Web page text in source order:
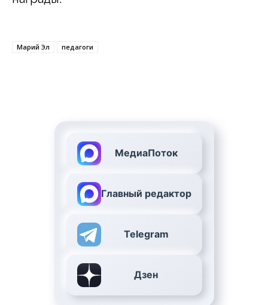
Марий Эл педагоги
МедиаПоток
Главный редактор
Telegram
Дзен